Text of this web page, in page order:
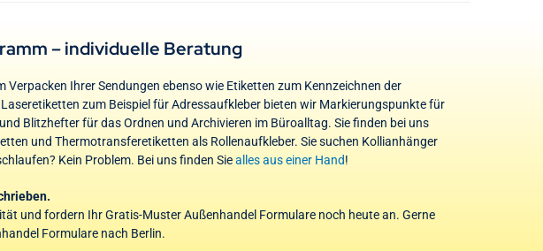
– individuelle Beratung
Verpacken Ihrer Sendungen ebenso wie Etiketten zum Kennzeichnen der
zum Beispiel für Adressaufkleber bieten wir Markierungspunkte für
Blitzhefter für das Ordnen und Archivieren im Büroalltag. Sie finden bei uns
und Thermotransferetiketten als Rollenaufkleber. Sie suchen Kollianhänger
Kein Problem. Bei uns finden Siealles aus einer Hand!
und fordern Ihr Gratis-Muster Außenhandel Formulare noch heute an. Gerne
Formulare nach Berlin.